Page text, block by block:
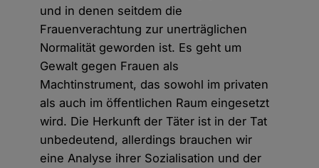
und in denen seitdem die
Frauenverachtung zur unerträglichen
Normalität geworden ist. Es geht um
Gewalt gegen Frauen als
Machtinstrument, das sowohl im privaten
als auch im öffentlichen Raum eingesetzt
wird. Die Herkunft der Täter ist in der Tat
unbedeutend, allerdings brauchen wir
eine Analyse ihrer Sozialisation und der